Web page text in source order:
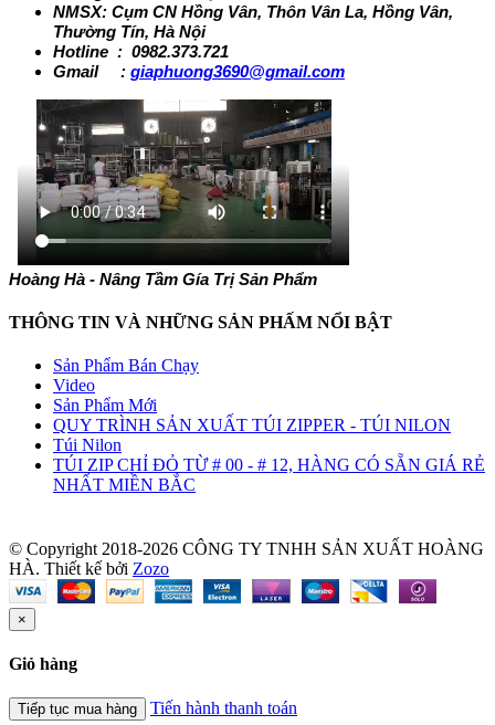
NMSX: Cụm CN Hồng Vân, Thôn Vân La, Hồng Vân,
Thường Tín, Hà Nội
Hotline : 0982.373.721
Gmail : giaphuong3690@gmail.com
Hoàng Hà - Nâng Tầm Gía Trị Sản Phẩm
THÔNG TIN VÀ NHỮNG SẢN PHẤM NỔI BẬT
Sản Phẩm Bán Chạy
Video
Sản Phẩm Mới
QUY TRÌNH SẢN XUẤT TÚI ZIPPER - TÚI NILON
Túi Nilon
TÚI ZIP CHỈ ĐỎ TỪ # 00 - # 12, HÀNG CÓ SẴN GIÁ RẺ
NHẤT MIỀN BẮC
© Copyright 2018-2026 CÔNG TY TNHH SẢN XUẤT HOÀNG
HÀ. Thiết kế bởi Zozo
×
Giỏ hàng
Tiếp tục mua hàng Tiến hành thanh toán